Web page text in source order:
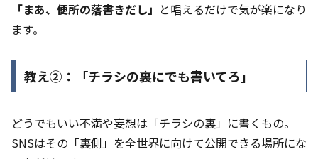
「まあ、便所の落書きだし」 と唱えるだけで気が楽になり
ます。
教え②：「チラシの裏にでも書いてろ」
どうでもいい不満や妄想は「チラシの裏」に書くもの。
SNSはその「裏側」を全世界に向けて公開できる場所にな